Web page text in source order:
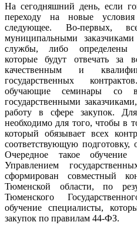
На сегодняшний день, если
переходу на новые
следующее. Во-первых,
муниципальными
службы, либо определены
которые будут отвечать за
качественным и
государственных
обучающие семинары со
государственными
работу в сфере закупок.
необходимо для того, чтобы в
который обязывает всех
соответствующую подготовку,
Очередное такое
Управлением
сформирован совместный
Тюменской области, по
Тюменского
обучение специалисты,
закупок по правилам 44-ФЗ.